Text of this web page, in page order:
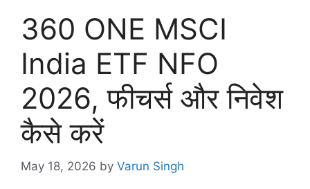
360 ONE MSCI
India ETF NFO
2026, फीचर्स और निवेश
कैसे करें
May 18, 2026 by Varun Singh